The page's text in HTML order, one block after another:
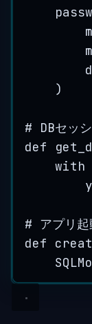
)
# DBセッ
def
with
# アプリ起
def